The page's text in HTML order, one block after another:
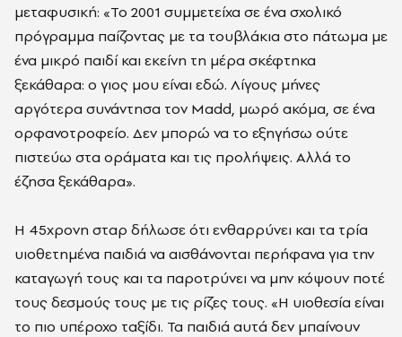
μεταφυσική: «Το 2001 συμμετείχα σε ένα σχολικό
πρόγραμμα παίζοντας με τα τουβλάκια στο πάτωμα με
ένα μικρό παιδί και εκείνη τη μέρα σκέφτηκα
ξεκάθαρα: ο γιος μου είναι εδώ. Λίγους μήνες
αργότερα συνάντησα τον Madd, μωρό ακόμα, σε ένα
ορφανοτροφείο. Δεν μπορώ να το εξηγήσω ούτε
πιστεύω στα οράματα και τις προλήψεις. Αλλά το
έζησα ξεκάθαρα».
Η 45χρονη σταρ δήλωσε ότι ενθαρρύνει και τα τρία
υιοθετημένα παιδιά να αισθάνονται περήφανα για την
καταγωγή τους και τα παροτρύνει να μην κόψουν ποτέ
τους δεσμούς τους με τις ρίζες τους. «Η υιοθεσία είναι
το πιο υπέροχο ταξίδι. Τα παιδιά αυτά δεν μπαίνουν